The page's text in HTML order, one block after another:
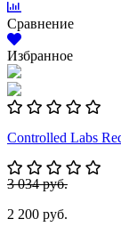
Сравнение
Избранное
Controlled Labs
3 034 руб.
2 200 руб.